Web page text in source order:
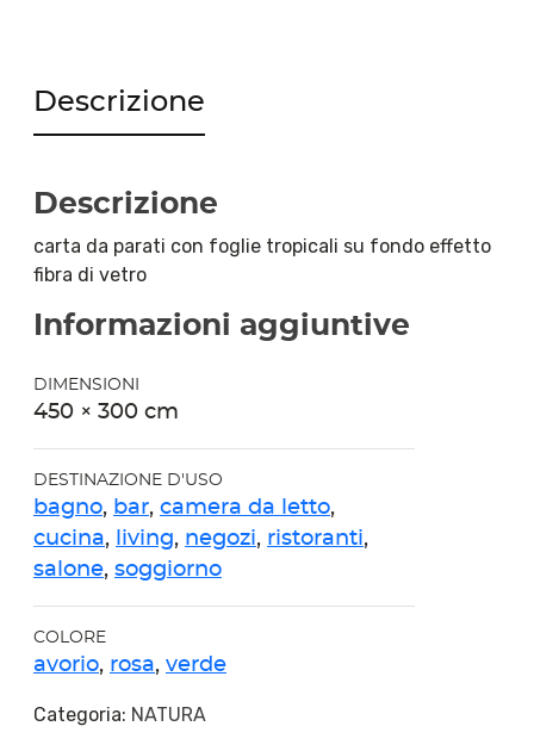
Descrizione
Descrizione
carta da parati con foglie tropicali su fondo effetto
fibra di vetro
Informazioni aggiuntive
DIMENSIONI
450 × 300 cm
DESTINAZIONE D'USO
bagno, bar, camera da letto,
cucina, living, negozi, ristoranti,
salone, soggiorno
COLORE
avorio, rosa, verde
Categoria: NATURA